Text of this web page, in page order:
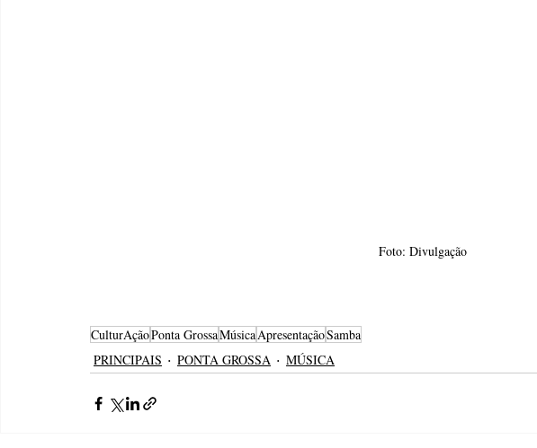
Foto: Divulgação
CulturAçãoPonta GrossaMúsicaApresentaçãoSamba
PRINCIPAIS
PONTA GROSSA MÚSICA